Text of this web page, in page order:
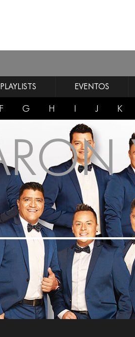
PLAYLISTS EVENTOS
F G H I J K